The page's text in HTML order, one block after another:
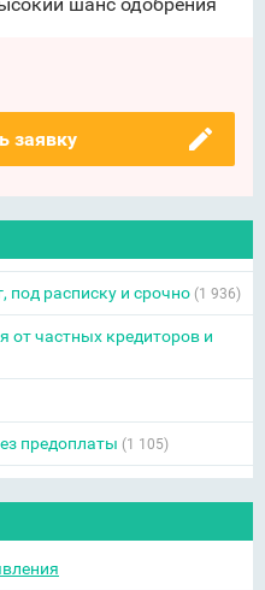
заявку
под расписку и срочно (1 936)
от частных кредиторов и
предоплаты (1 105)